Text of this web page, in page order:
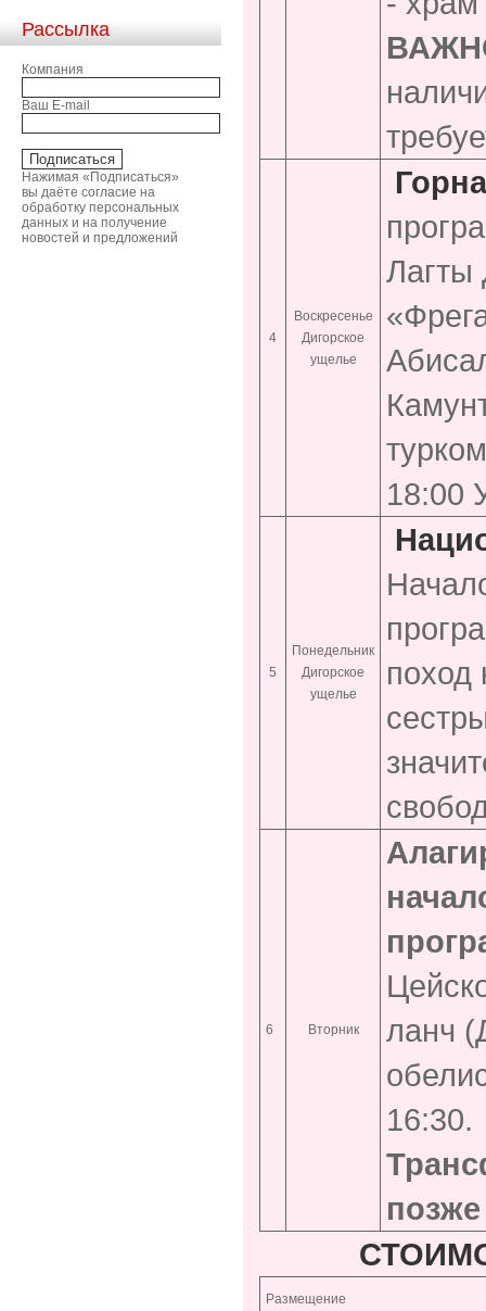
Рассылка
Компания
Ваш E-mail
Нажимая «Подписаться»
вы даёте согласие на
обработку персональных
данных и на получение
новостей и предложений
4
Воскресенье
Дигорское
ущелье
Лагты
18:00
5
Понедельник
Дигорское
ущелье
поход
6 Вторник
ланч
16:30.
Размещение